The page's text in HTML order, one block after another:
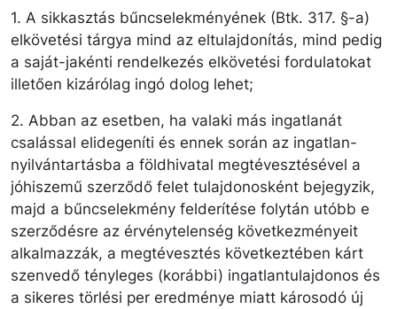
1. A sikkasztás bűncselekményének (Btk. 317. §-a)
elkövetési tárgya mind az eltulajdonítás, mind pedig
a saját-jakénti rendelkezés elkövetési fordulatokat
illetően kizárólag ingó dolog lehet;
2. Abban az esetben, ha valaki más ingatlanát
csalással elidegeníti és ennek során az ingatlan-
nyilvántartásba a földhivatal megtévesztésével a
jóhiszemű szerződő felet tulajdonosként bejegyzik,
majd a bűncselekmény felderítése folytán utóbb e
szerződésre az érvénytelenség következményeit
alkalmazzák, a megtévesztés következtében kárt
szenvedő tényleges (korábbi) ingatlantulajdonos és
a sikeres törlési per eredménye miatt károsodó új